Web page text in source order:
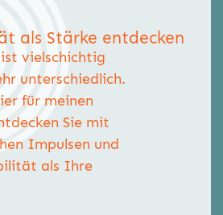
als Stärke entdecken
vielschichtig
unterschiedlich.
für meinen
Sie mit
Impulsen und
als Ihre